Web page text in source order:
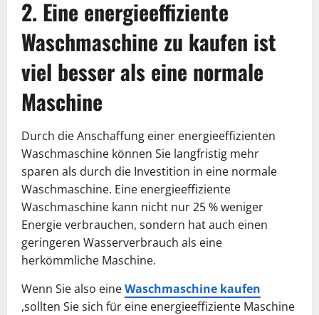
2. Eine energieeffiziente
Waschmaschine zu kaufen ist
viel besser als eine normale
Maschine
Durch die Anschaffung einer energieeffizienten
Waschmaschine können Sie langfristig mehr
sparen als durch die Investition in eine normale
Waschmaschine. Eine energieeffiziente
Waschmaschine kann nicht nur 25 % weniger
Energie verbrauchen, sondern hat auch einen
geringeren Wasserverbrauch als eine
herkömmliche Maschine.
Wenn Sie also eineWaschmaschine kaufen
,sollten Sie sich für eine energieeffiziente Maschine